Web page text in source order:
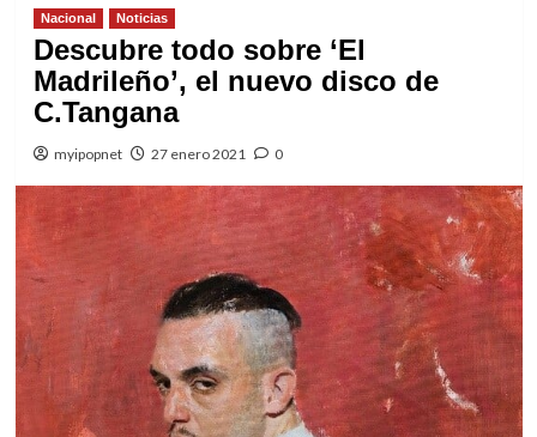
Nacional Noticias
Descubre todo sobre ‘El
Madrileño’, el nuevo disco de
C.Tangana
myipopnet 27 enero 2021 0